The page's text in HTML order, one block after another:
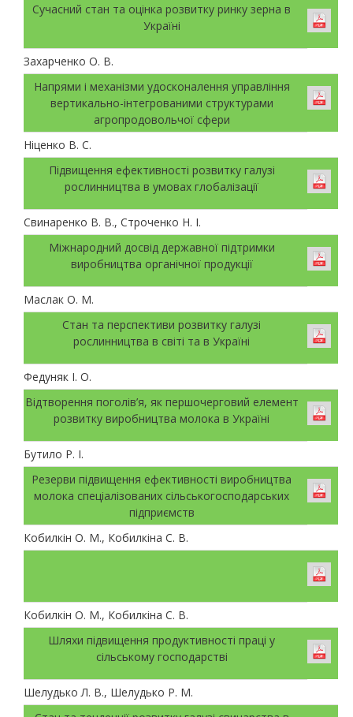
Сучасний стан та оцінка розвитку ринку зерна в
Україні
Захарченко О. В.
Напрями і механізми удосконалення управління
вертикально-інтегрованими структурами
агропродовольчої сфери
Ніценко В. С.
Підвищення ефективності розвитку галузі
рослинництва в умовах глобалізації
Свинаренко В. В., Строченко Н. І.
Міжнародний досвід державної підтримки
виробництва органічної продукції
Маслак О. М.
Стан та перспективи розвитку галузі
рослинництва в світі та в Україні
Федуняк І. О.
Відтворення поголів’я, як першочерговий елемент
розвитку виробництва молока в Україні
Бутило Р. І.
Резерви підвищення ефективності виробництва
молока спеціалізованих сільськогосподарських
підприємств
Кобилкін О. М., Кобилкіна С. В.
Кобилкін О. М., Кобилкіна С. В.
Шляхи підвищення продуктивності праці у
сільському господарстві
Шелудько Л. В., Шелудько Р. М.